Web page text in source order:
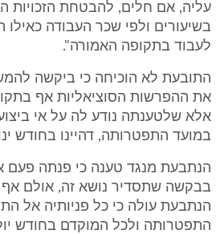
עליה, אם חלים, להבטחת הזכויות
בשיעורים ולפי שכר העבודה כאילו
לעבוד בתקופה האמורה".
התובעת לא הוכיחה כי ביקשה
את ההפרשות הסוציאליות אף
אלא שלטענתה נודע לה על אי
במועד התפטרותה, דהיינו בחודש ינואר
הנתבעת מנגד טענה כי פנתה
בבקשה שתסדיר נושא זה, אולם
הנתבעת עולה כי כל פניותיה אל
התפטרותה ולכל המוקדם בחודש יולי